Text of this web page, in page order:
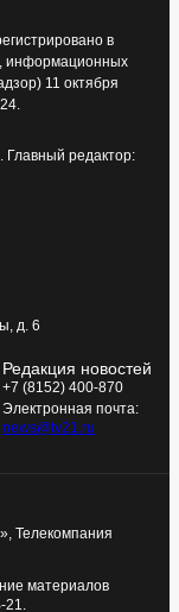
в
информационных
11 октября
редактор:
д. 6
Редакция новостей
+7 (8152) 400-870
Электронная почта:
news@tv21.ru
Телекомпания
материалов
21.